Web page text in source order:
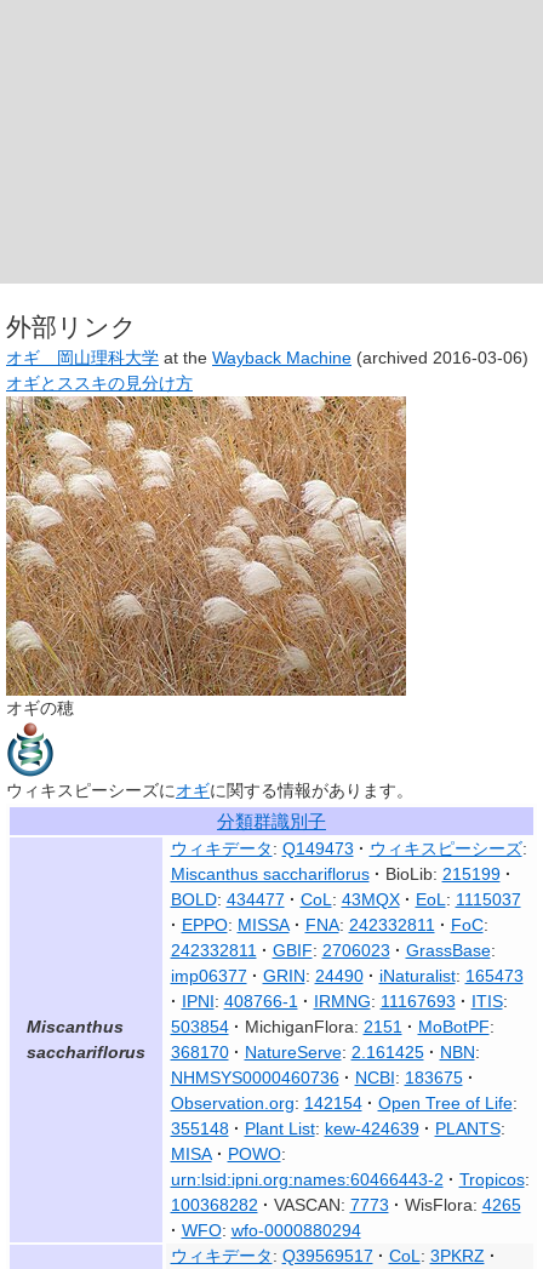
外部リンク
オギ 岡山理科大学 at the Wayback Machine (archived 2016-03-06)
オギとススキの見分け方
オギの穂
ウィキスピーシーズにオギに関する情報があります。
分類群識別子
Miscanthus
sacchariflorus
ウィキデータ: Q149473 ウィキスピーシーズ:
Miscanthus sacchariflorus
BioLib: 215199
BOLD: 434477 CoL : 43MQX EoL : 1115037
EPPO: MISSA FNA: 242332811 FoC:
242332811
GBIF: 2706023 GrassBase:
imp06377
GRIN: 24490 iNaturalist: 165473
IPNI: 408766-1 IRMNG: 11167693 ITIS:
503854
MichiganFlora: 2151 MoBotPF:
368170
NatureServe: 2.161425 NBN:
NHMSYS0000460736
NCBI: 183675
Observation.org: 142154 Open Tree of Life:
355148
Plant List: kew-424639 PLANTS:
MISA
POWO:
urn:lsid:ipni.org:names:60466443-2
Tropicos:
100368282
VASCAN: 7773 WisFlora: 4265
WFO: wfo-0000880294
ウィキデータ: Q39569517 CoL : 3PKRZ